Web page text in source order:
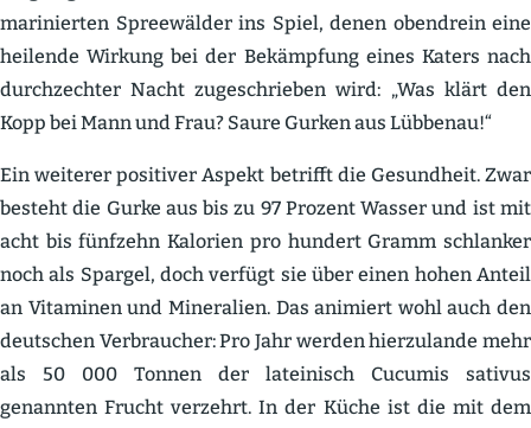
marinierten Spree­wälder ins Spiel, denen obendrein eine
heilende Wirkung bei der Bekämpfung eines Katers nach
durch­zechter Nacht zugeschrieben wird: „Was klärt den
Kopp bei Mann und Frau? Saure Gurken aus Lübbenau!“
Ein weiterer positiver Aspekt betrifft die Gesundheit. Zwar
besteht die Gurke aus bis zu 97 Prozent Wasser und ist mit
acht bis fünfzehn Kalorien pro hundert Gramm schlanker
noch als Spargel, doch verfügt sie über einen hohen Anteil
an Vitaminen und Mineralien. Das animiert wohl auch den
deutschen Verbraucher: Pro Jahr werden hierzu­lande mehr
als 50 000 Tonnen der latei­nisch Cucumis sativus
genannten Frucht verzehrt. In der Küche ist die mit dem